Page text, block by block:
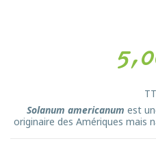
Solanum americanum est
originaire des Amériques mais